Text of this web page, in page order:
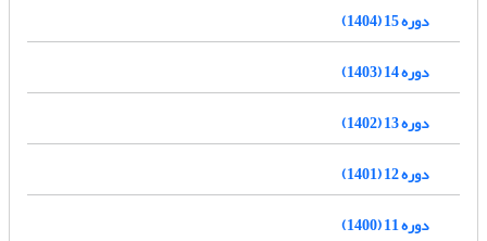
دوره 15 (1404)
دوره 14 (1403)
دوره 13 (1402)
دوره 12 (1401)
دوره 11 (1400)